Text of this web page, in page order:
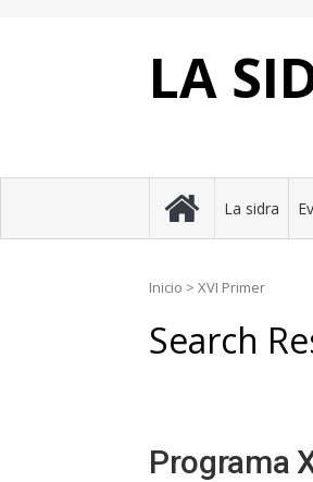
LA
La sidra
Inicio > XVI Primer
Search
Programa